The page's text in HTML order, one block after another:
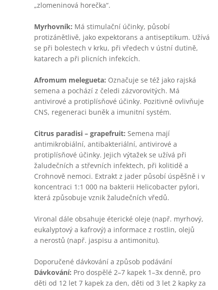
„zlomeninová horečka“.
Myrhovník: Má stimulační účinky, působí
protizánětlivě, jako expektorans a antiseptikum. Užívá
se při bolestech v krku, při vředech v ústní dutině,
katarech a při plicních infekcích.
Afromum melegueta: Označuje se též jako rajská
semena a pochází z čeledi zázvorovitých. Má
antivirové a protiplísňové účinky. Pozitivně ovlivňuje
CNS, regeneraci buněk a imunitní systém.
Citrus paradisi – grapefruit: Semena mají
antimikrobiální, antibakteriální, antivirové a
protiplísňové účinky. Jejich výtažek se užívá při
žaludečních a střevních infektech, při kolitidě a
Crohnově nemoci. Extrakt z jader působí úspěšně i v
koncentraci 1:1 000 na bakterii Helicobacter pylori,
která způsobuje vznik žaludečních vředů.
Vironal dále obsahuje éterické oleje (např. myrhový,
eukalyptový a kafrový) a informace z rostlin, olejů
a nerostů (např. jaspisu a antimonitu).
Doporučené dávkování a způsob podávání
Dávkování: Pro dospělé 2–7 kapek 1–3x denně, pro
děti od 12 let 7 kapek za den, děti od 3 let 2 kapky za